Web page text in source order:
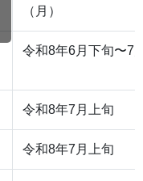
（月）
令和8年6月下旬〜7
令和8年7月上旬
令和8年7月上旬